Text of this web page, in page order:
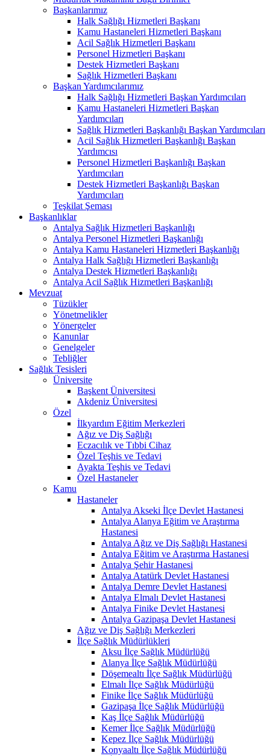
Başkanlarımız
Halk Sağlığı Hizmetleri Başkanı
Kamu Hastaneleri Hizmetleri Başkanı
Acil Sağlık Hizmetleri Başkanı
Personel Hizmetleri Başkanı
Destek Hizmetleri Başkanı
Sağlık Hizmetleri Başkanı
Başkan Yardımcılarımız
Halk Sağlığı Hizmetleri Başkan Yardımcıları
Kamu Hastaneleri Hizmetleri Başkan
Yardımcıları
Sağlık Hizmetleri Başkanlığı Başkan Yardımcıları
Acil Sağlık Hizmetleri Başkanlığı Başkan
Yardımcısı
Personel Hizmetleri Başkanlığı Başkan
Yardımcıları
Destek Hizmetleri Başkanlığı Başkan
Yardımcıları
Teşkilat Şeması
Başkanlıklar
Antalya Sağlık Hizmetleri Başkanlığı
Antalya Personel Hizmetleri Başkanlığı
Antalya Kamu Hastaneleri Hizmetleri Başkanlığı
Antalya Halk Sağlığı Hizmetleri Başkanlığı
Antalya Destek Hizmetleri Başkanlığı
Antalya Acil Sağlık Hizmetleri Başkanlığı
Mevzuat
Tüzükler
Yönetmelikler
Yönergeler
Kanunlar
Genelgeler
Tebliğler
Sağlık Tesisleri
Üniversite
Başkent Üniversitesi
Akdeniz Üniversitesi
Özel
İlkyardım Eğitim Merkezleri
Ağız ve Diş Sağlığı
Eczacılık ve Tıbbi Cihaz
Özel Teşhis ve Tedavi
Ayakta Teşhis ve Tedavi
Özel Hastaneler
Kamu
Hastaneler
Antalya Akseki İlçe Devlet Hastanesi
Antalya Alanya Eğitim ve Araştırma
Hastanesi
Antalya Ağız ve Diş Sağlığı Hastanesi
Antalya Eğitim ve Araştırma Hastanesi
Antalya Şehir Hastanesi
Antalya Atatürk Devlet Hastanesi
Antalya Demre Devlet Hastanesi
Antalya Elmalı Devlet Hastanesi
Antalya Finike Devlet Hastanesi
Antalya Gazipaşa Devlet Hastanesi
Ağız ve Diş Sağlığı Merkezleri
İlçe Sağlık Müdürlükleri
Aksu İlçe Sağlık Müdürlüğü
Alanya İlçe Sağlık Müdürlüğü
Döşemealtı İlçe Sağlık Müdürlüğü
Elmalı İlçe Sağlık Müdürlüğü
Finike İlçe Sağlık Müdürlüğü
Gazipaşa İlçe Sağlık Müdürlüğü
Kaş İlçe Sağlık Müdürlüğü
Kemer İlçe Sağlık Müdürlüğü
Kepez İlçe Sağlık Müdürlüğü
Konyaaltı İlçe Sağlık Müdürlüğü